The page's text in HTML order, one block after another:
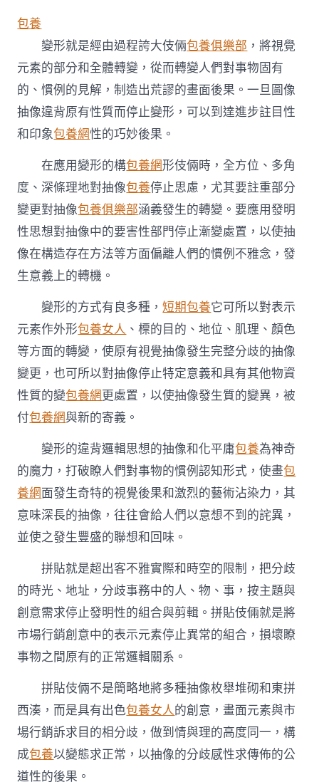
包養
變形就是經由過程誇大伎倆包養俱樂部 ，將視覺
元素的部分和全體轉變，從而轉變人們對事物固有
的、慣例的見解，制造出荒謬的畫面後果。一旦圖像
抽像違背原有性質而停止變形，可以到達進步註目性
和印象包養網性的巧妙後果。
在應用變形的構包養網形伎倆時，全方位、多角
度、深條理地對抽像包養停止思慮，尤其要註重部分
變更對抽像包養俱樂部涵義發生的轉變。要應用發明
性思想對抽像中的要害性部門停止漸變處置，以使抽
像在構造存在方法等方面偏離人們的慣例不雅念，發
生意義上的轉機。
變形的方式有良多種，短期包養它可所以對表示
元素作外形包養女人 、標的目的、地位、肌理、顏色
等方面的轉變，使原有視覺抽像發生完整分歧的抽像
變更，也可所以對抽像停止特定意義和具有其他物資
性質的變包養網更處置，以使抽像發生質的變異，被
付包養網與新的寄義。
變形的違背邏輯思想的抽像和化平庸包養為神奇
的魔力，打破瞭人們對事物的慣例認知形式，使畫包
養網面發生奇特的視覺後果和激烈的藝術沾染力，其
意味深長的抽像，往往會給人們以意想不到的詫異，
並使之發生豐盛的聯想和回味。
拼貼就是超出客不雅實際和時空的限制，把分歧
的時光、地址，分歧事務中的人、物、事，按主題與
創意需求停止發明性的組合與剪輯。拼貼伎倆就是將
市場行銷創意中的表示元素停止異常的組合，損壞瞭
事物之間原有的正常邏輯關系。
拼貼伎倆不是簡略地將多種抽像枚舉堆砌和東拼
西湊，而是具有出色包養女人的創意，畫面元素與市
場行銷訴求目的相分歧，做到情與理的高度同一，構
成包養以變態求正常，以抽像的分歧感性求傳佈的公
道性的後果。